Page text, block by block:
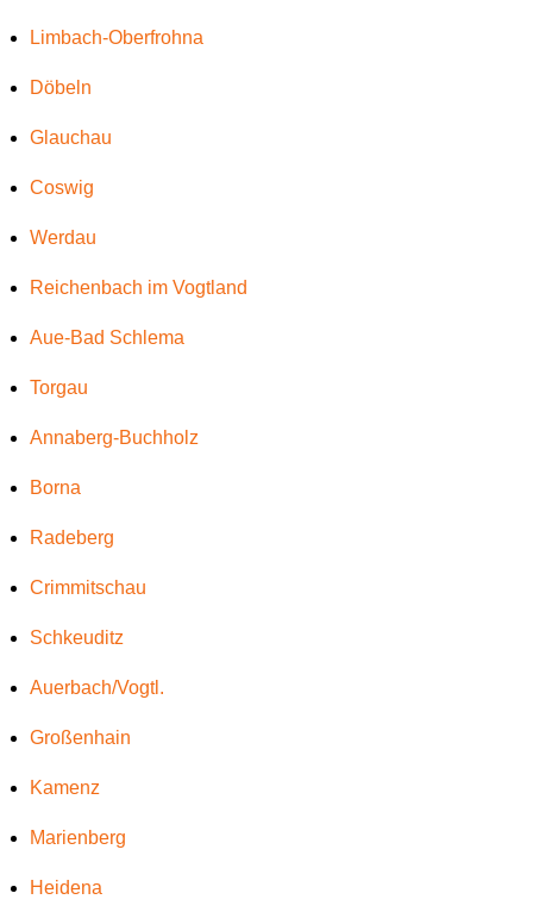
Limbach-Oberfrohna
Döbeln
Glauchau
Coswig
Werdau
Reichenbach im Vogtland
Aue-Bad Schlema
Torgau
Annaberg-Buchholz
Borna
Radeberg
Crimmitschau
Schkeuditz
Auerbach/Vogtl.
Großenhain
Kamenz
Marienberg
Heidena